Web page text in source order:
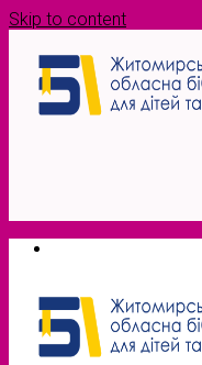
Skip to content